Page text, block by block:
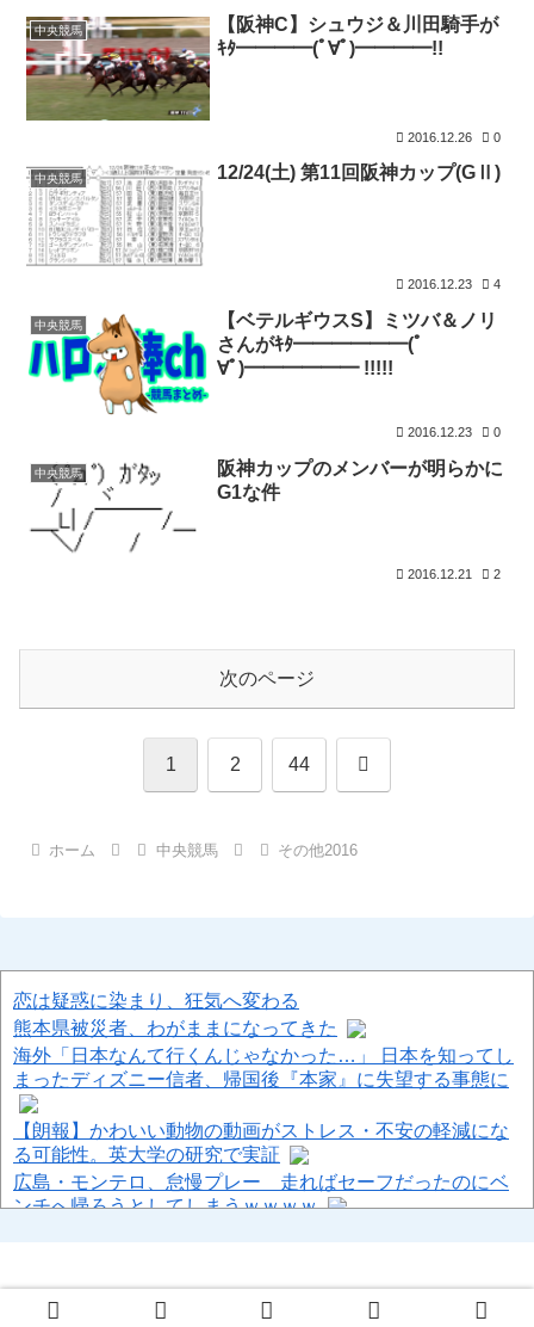
中央競馬
【阪神C】シュウジ＆川田騎手が
ｷﾀ━━━━(ﾟ∀ﾟ)━━━━!!
2016.12.26 0
中央競馬 12/24(土) 第11回阪神カップ(GⅡ)
2016.12.23 4
中央競馬
【ベテルギウスS】ミツバ＆ノリ
さんがｷﾀ━━━━━━(ﾟ
∀ﾟ)━━━━━━ !!!!!
2016.12.23 0
中央競馬
阪神カップのメンバーが明らかに
G1な件
2016.12.21 2
次のページ
1 2 44 次
ホーム 中央競馬 その他2016
恋は疑惑に染まり、狂気へ変わる
熊本県被災者、わがままになってきた
海外「日本なんて行くんじゃなかった…」 日本を知ってし
まったディズニー信者、帰国後『本家』に失望する事態に
【朗報】かわいい動物の動画がストレス・不安の軽減にな
る可能性。英大学の研究で実証
広島・モンテロ、怠慢プレー 走ればセーフだったのにベ
ンチへ帰ろうとしてしまうｗｗｗｗ
「Linuxで十分じゃね…？」世界が気付き始める Linuxの
© 2013-2026 ハロン棒ch.